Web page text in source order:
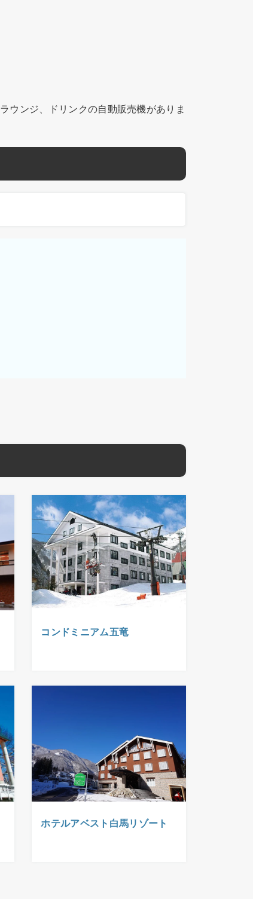
ウンジ、ドリンクの自動販売機がありま
コンドミニアム五竜
ホテルアベスト白馬リゾート